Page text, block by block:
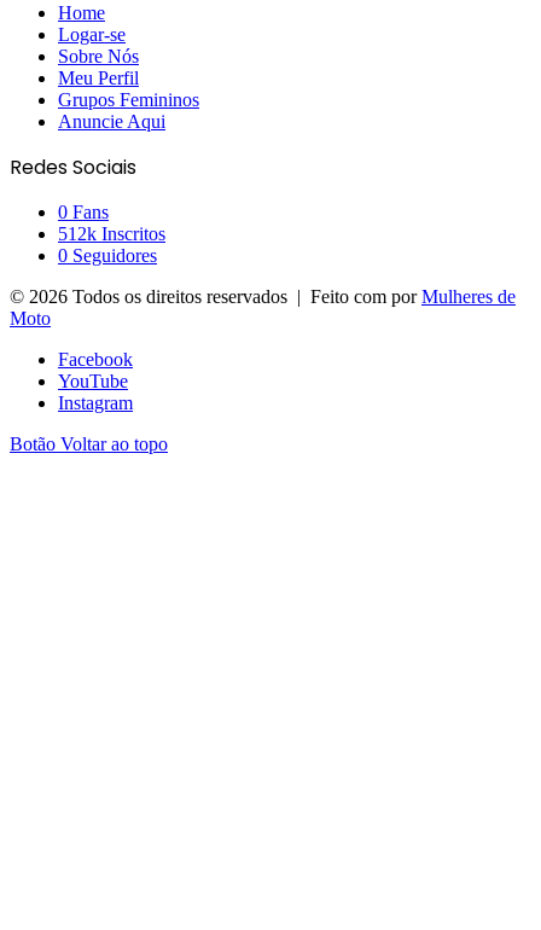
Home
Logar-se
Sobre Nós
Meu Perfil
Grupos Femininos
Anuncie Aqui
Redes Sociais
0 Fans
512k Inscritos
0 Seguidores
© 2026 Todos os direitos reservados | Feito com porMulheres de
Moto
Facebook
YouTube
Instagram
Botão Voltar ao topo